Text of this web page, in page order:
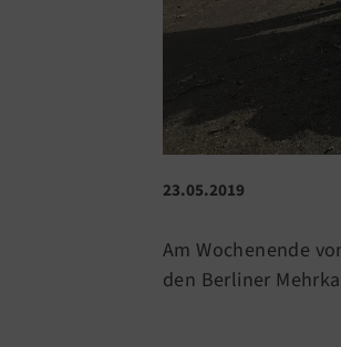
23.05.2019
Am Wochenende
den Berliner